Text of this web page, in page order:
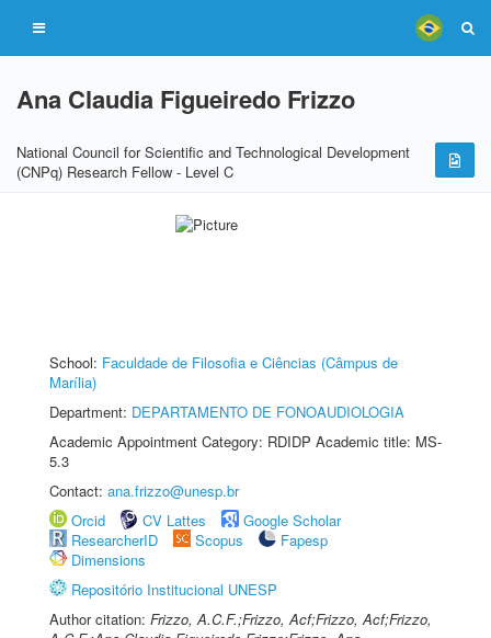
Ana Claudia Figueiredo Frizzo
National Council for Scientific and Technological Development
(CNPq) Research Fellow - Level C
School: Faculdade de Filosofia e Ciências (Câmpus de
Marília)
Department: DEPARTAMENTO DE FONOAUDIOLOGIA
Academic Appointment Category: RDIDP Academic title: MS-
5.3
Contact: ana.frizzo@unesp.br
Orcid
CV Lattes
Google Scholar
ResearcherID
Scopus
Fapesp
Dimensions
Repositório Institucional UNESP
Author citation: Frizzo, A.C.F.;Frizzo, Acf;Frizzo, Acf;Frizzo,